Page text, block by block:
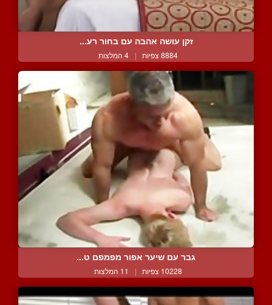
זקן עושה אהבה עם בחור רע...
8884 צפיות | 4 המלצות
גבר עם שיער אפור מפמפם ט...
10228 צפיות | 11 המלצות